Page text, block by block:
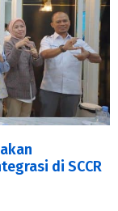
di SCCR